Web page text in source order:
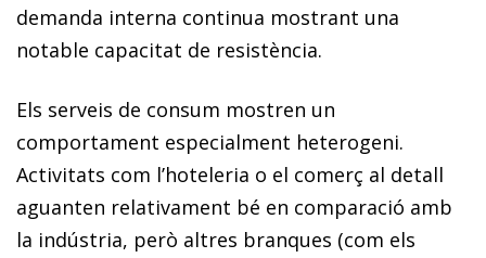
demanda interna continua mostrant una
notable capacitat de resistència.
Els serveis de consum mostren un
comportament especialment heterogeni.
Activitats com l’hoteleria o el comerç al detall
aguanten relativament bé en comparació amb
la indústria, però altres branques (com els